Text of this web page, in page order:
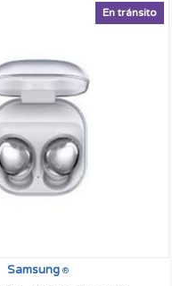
Samsung ®
En tránsito